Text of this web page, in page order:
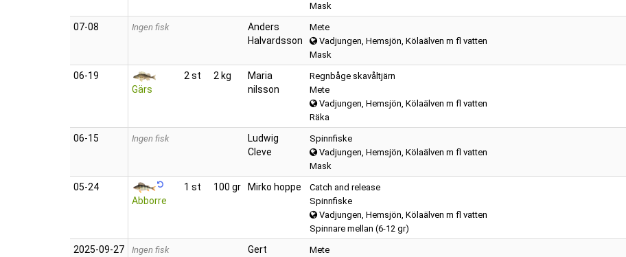
Mask
07‑08 Ingen fisk
Anders
Halvardsson
Mete
Vadjungen, Hemsjön, Kölaälven m fl vatten
Mask
06‑19
Gärs
2 st 2 kg
Maria
nilsson
Regnbåge skavåltjärn
Mete
Vadjungen, Hemsjön, Kölaälven m fl vatten
Räka
06‑15 Ingen fisk
Ludwig
Cleve
Spinnfiske
Vadjungen, Hemsjön, Kölaälven m fl vatten
Mask
05‑24
Abborre
1 st 100 gr Mirko hoppe
Catch and release
Spinnfiske
Vadjungen, Hemsjön, Kölaälven m fl vatten
Spinnare mellan (6-12 gr)
2025‑09‑27 Ingen fisk
Gert
Mete